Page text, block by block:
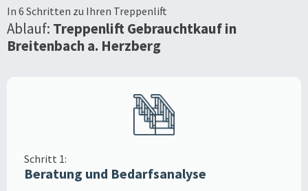
In 6 Schritten zu Ihren Treppenlift
Ablauf: Treppenlift Gebrauchtkauf in
Breitenbach a. Herzberg
Schritt 1:
Beratung und Bedarfsanalyse